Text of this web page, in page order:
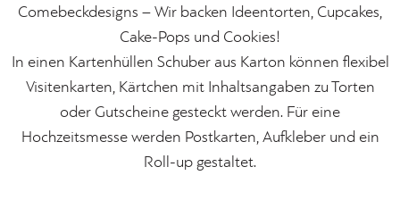
Comebeckdesigns – Wir backen Ideentorten, Cupcakes,
Cake-Pops und Cookies!
In einen Kartenhüllen Schuber aus Karton können flexibel
Visitenkarten, Kärtchen mit Inhaltsangaben zu Torten
oder Gutscheine gesteckt werden. Für eine
Hochzeitsmesse werden Postkarten, Aufkleber und ein
Roll-up gestaltet.